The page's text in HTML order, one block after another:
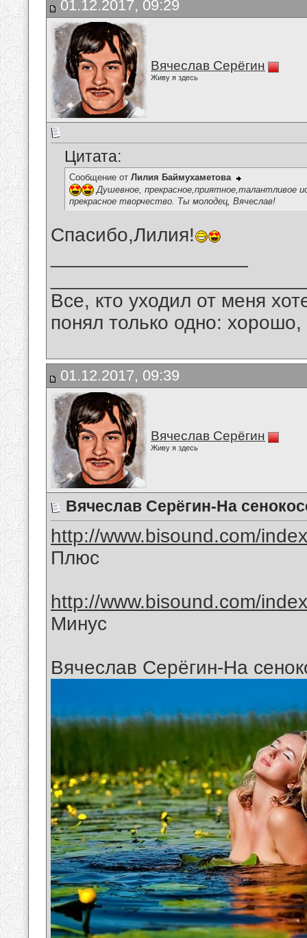
01.12.2017, 09:29
Вячеслав Серёгин
Живу я здесь
Цитата:
Сообщение от Лилия Баймухаметова
Душевное, прекрасное,приятное,талантливое
прекрасное творчество. Ты молодец, Вячеслав!
Спасибо,Лилия!
Все, кто уходил от меня
понял только одно:
01.12.2017, 09:39
Вячеслав Серёгин
Живу я здесь
Вячеслав Серёгин-На
http://www.bisound.com/
Плюс
http://www.bisound.com/
Минус
Вячеслав Серёгин-На